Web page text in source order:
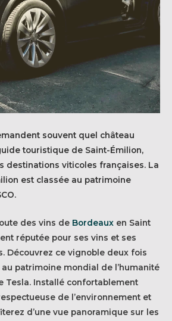
souvent quel château
touristique de Saint-Émilion,
destinations viticoles françaises. La
est classée au patrimoine
des vins de Bordeaux en Saint
réputée pour ses vins et ses
Découvrez ce vignoble deux fois
patrimoine mondial de l’humanité
Tesla. Installé confortablement
de l’environnement et
d’une vue panoramique sur les